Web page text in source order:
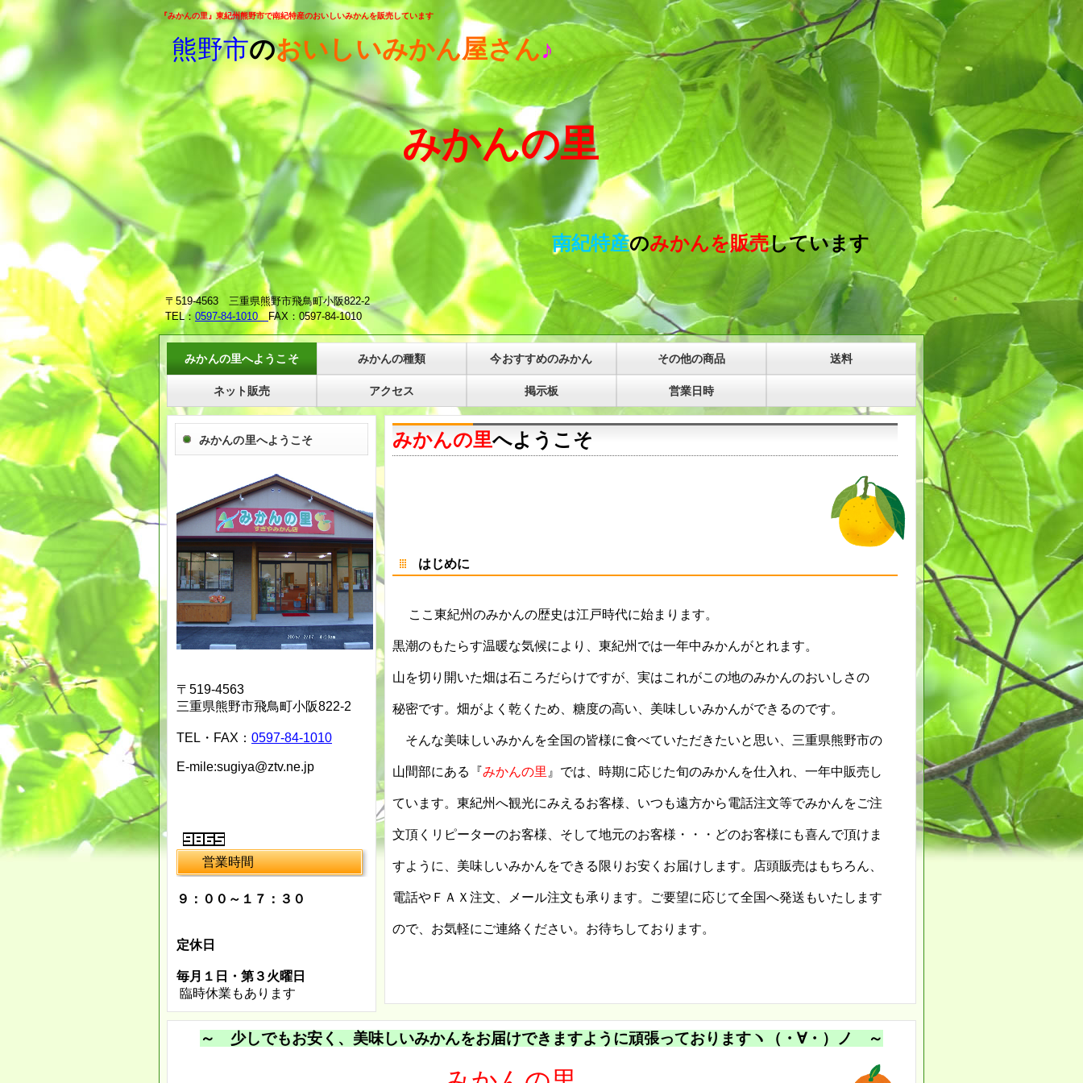
『みかんの里』東紀州熊野市で南紀特産のおいしいみかんを販売しています
熊野市のおいしいみかん屋さん♪
みかんの里
南紀特産のみかんを販売しています
〒519-4563 三重県熊野市飛鳥町小阪822-2
TEL： 0597-84-1010 FAX：0597-84-1010
みかんの里へようこそ みかんの種類 今おすすめのみかん その他の商品 送料
ネット販売 アクセス 掲示板 営業日時
みかんの里へようこそ
〒519-4563
三重県熊野市飛鳥町小阪822-2
TEL・FAX： 0597-84-1010
E-mile:sugiya@ztv.ne.jp
営業時間
９：００～１７：３０
定休日
毎月１日・第３火曜日
臨時休業もあります
みかんの里へようこそ
はじめに
ここ 東紀州のみかんの歴史は江戸時代に始まります。
黒潮のもたらす温暖な気候により、東紀州では一年中みかんがとれます。
山を切り開いた畑は石ころだらけですが、実はこれがこの地のみかんのおいしさの
秘密です。畑がよく乾くため、糖度の高い、美味しいみかんができるのです。
そんな美味しいみかんを全国の皆様に食べていただきたいと思い、三重県熊野市の
山間部にある『みかんの里 』では、時期に応じた旬のみかんを仕入れ、一年中販売し
ています。東紀州へ観光にみえるお客様、いつも遠方から電話注文等でみかんをご注
文頂くリピーターのお客様、そして地元のお客様・・・どのお客様にも喜んで頂けま
すように、美味しいみかんをできる限りお安くお届けします。 店頭販売はもちろん、
電話やＦＡＸ注文、メール注文も承ります。ご要望に応じて全国へ発送もいたします
ので、お気軽にご連絡ください。お待ちしております。
～ 少しでもお安く、美味しいみかんをお届けできますように頑張っておりますヽ（・∀・）ノ ～